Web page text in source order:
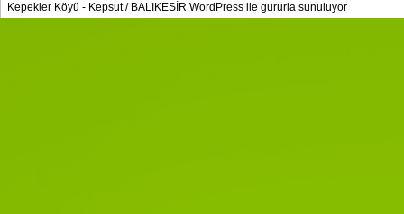
Kepekler Köyü - Kepsut / BALIKESİR WordPress ile gururla sunuluyor